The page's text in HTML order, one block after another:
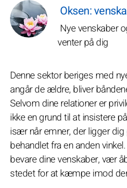
Oksen:
Nye venskaber
venter på dig
Denne sektor beriges med
angår de ældre, bliver
Selvom dine relationer er
ikke en grund til at insistere
især når emner, der ligger dig
behandlet fra en anden
bevare dine venskaber, vær
stedet for at kæmpe imod